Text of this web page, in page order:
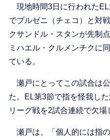
現地時間3日に行われた
でプルゼニ（チェコ）と対
クサンドル・スタンが先制
ミハエル・クルメンチクに
ている。
瀬戸にとってこの試合は
た。EL第3節で指を怪我し
リーグ戦を2試合連続で欠場
瀬戸は、「個人的には指